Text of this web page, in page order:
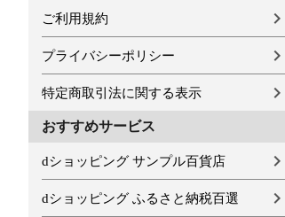
ご利用規約
プライバシーポリシー
特定商取引法に関する表示
おすすめサービス
dショッピング サンプル百貨店
dショッピング ふるさと納税百選